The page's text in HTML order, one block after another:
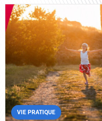
VIE PRATIQUE